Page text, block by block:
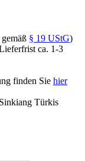
§ 19 UStG)
ca. 1-3
finden Sie hier
Türkis